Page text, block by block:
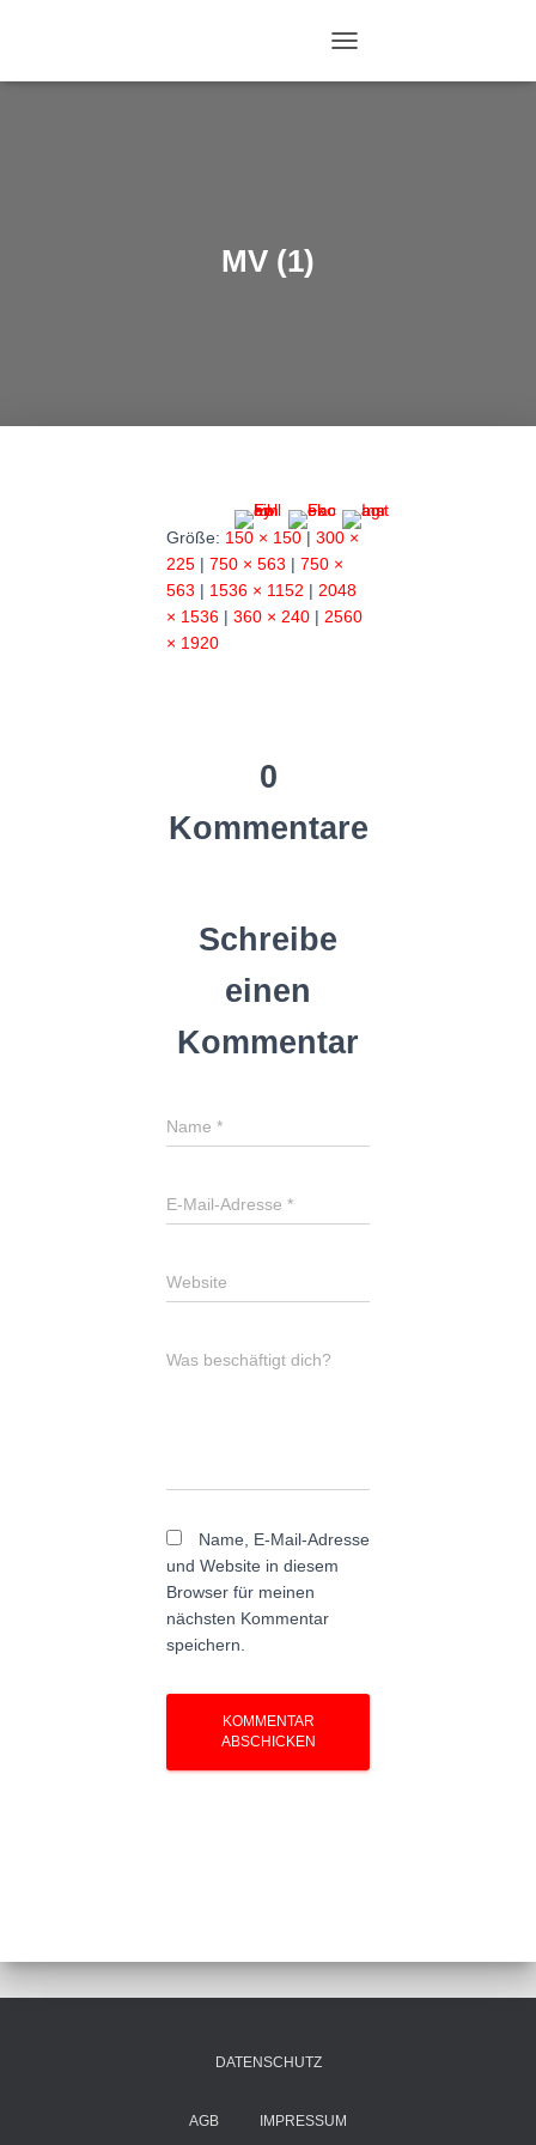
A
L
MV (1)
Größe: 150 × 150 | 300 ×
225 | 750 × 563 | 750 ×
563 | 1536 × 1152 | 2048
× 1536 | 360 × 240 | 2560
× 1920
0
Kommentare
Schreibe
einen
Kommentar
Name *
E-Mail-Adresse *
Website
Was beschäftigt dich?
Name, E-Mail-Adresse
und Website in diesem
Browser für meinen
nächsten Kommentar
speichern.
DATENSCHUTZ
AGB IMPRESSUM